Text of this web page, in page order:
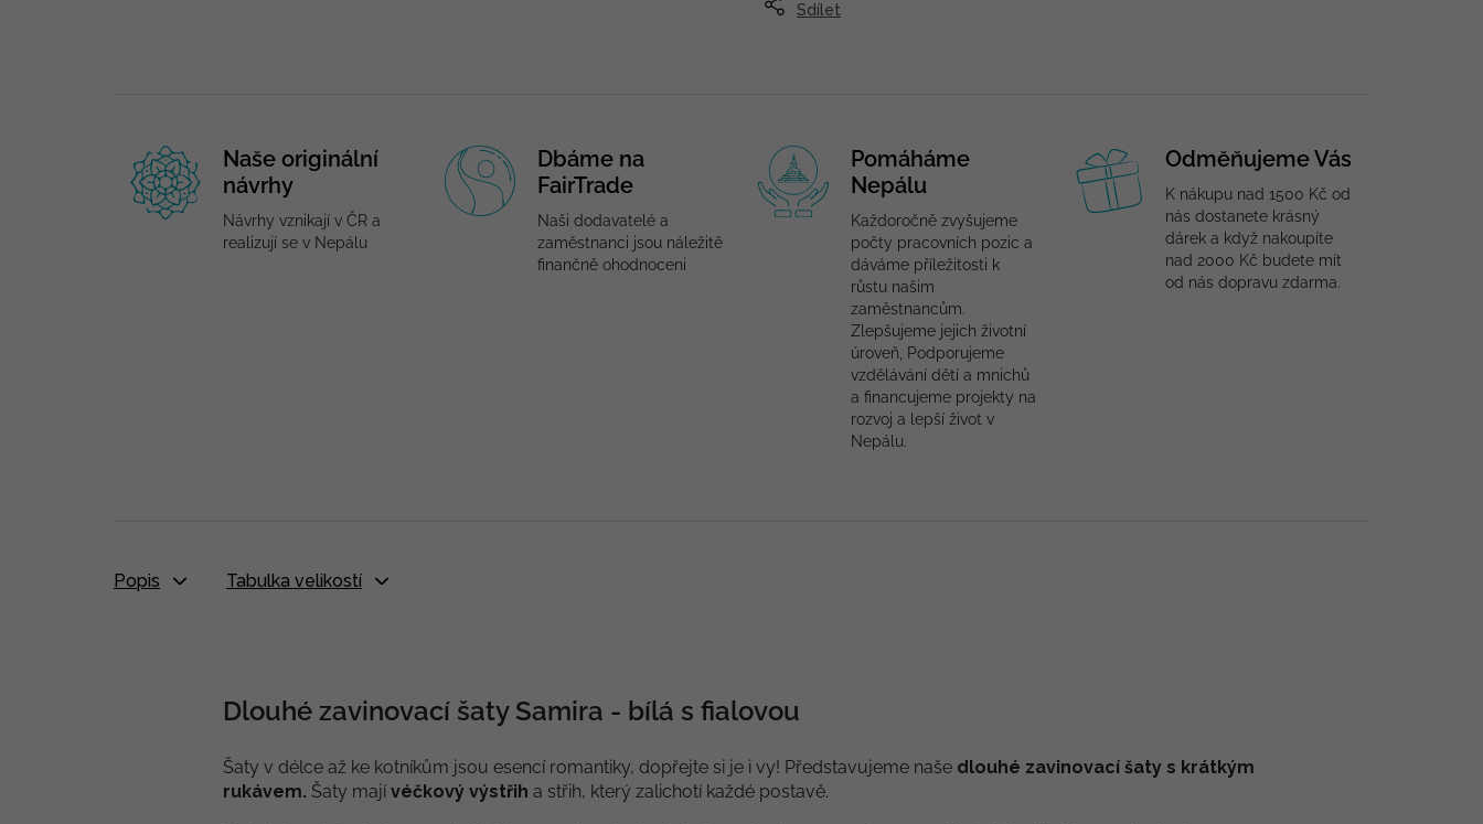
Sdílet
Naše originální
návrhy
Návrhy vznikají v ČR a
realizují se v Nepálu
Dbáme na
FairTrade
Naši dodavatelé a
zaměstnanci jsou náležitě
finančně ohodnoceni
Pomáháme
Nepálu
Každoročně zvyšujeme
počty pracovních pozic a
dáváme příležitosti k
růstu našim
zaměstnancům.
Zlepšujeme jejich životní
úroveň, Podporujeme
vzdělávání dětí a mnichů
a financujeme projekty na
rozvoj a lepší život v
Nepálu.
Odměňujeme Vás
K nákupu nad 1500 Kč od
nás dostanete krásný
dárek a když nakoupíte
nad 2000 Kč budete mít
od nás dopravu zdarma.
Popis Tabulka velikostí
Dlouhé zavinovací šaty Samira - bílá s fialovou
Šaty v délce až ke kotníkům jsou esencí romantiky, dopřejte si je i vy! Představujeme naše dlouhé zavinovací šaty s krátkým
rukávem. Šaty mají véčkový výstřih a střih, který zalichotí každé postavě.